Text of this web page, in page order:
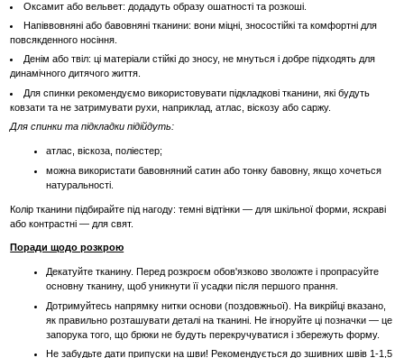
Оксамит або вельвет: додадуть образу ошатності та розкоші.
Напіввовняні або бавовняні тканини: вони міцні, зносостійкі та комфортні для
повсякденного носіння.
Денім або твіл: ці матеріали стійкі до зносу, не мнуться і добре підходять для
динамічного дитячого життя.
Для спинки рекомендуємо використовувати підкладкові тканини, які будуть
ковзати та не затримувати рухи, наприклад, атлас, віскозу або саржу.
Для спинки та підкладки підійдуть:
атлас, віскоза, поліестер;
можна використати бавовняний сатин або тонку бавовну, якщо хочеться
натуральності.
Колір тканини підбирайте під нагоду: темні відтінки — для шкільної форми, яскраві
або контрастні — для свят.
Поради щодо розкрою
Декатуйте тканину. Перед розкроєм обов'язково зволожте і пропрасуйте
основну тканину, щоб уникнути її усадки після першого прання.
Дотримуйтесь напрямку нитки основи (поздовжньої). На викрійці вказано,
як правильно розташувати деталі на тканині. Не ігноруйте ці позначки — це
запорука того, що брюки не будуть перекручуватися і збережуть форму.
Не забудьте дати припуски на шви! Рекомендується до зшивних швів 1-1,5